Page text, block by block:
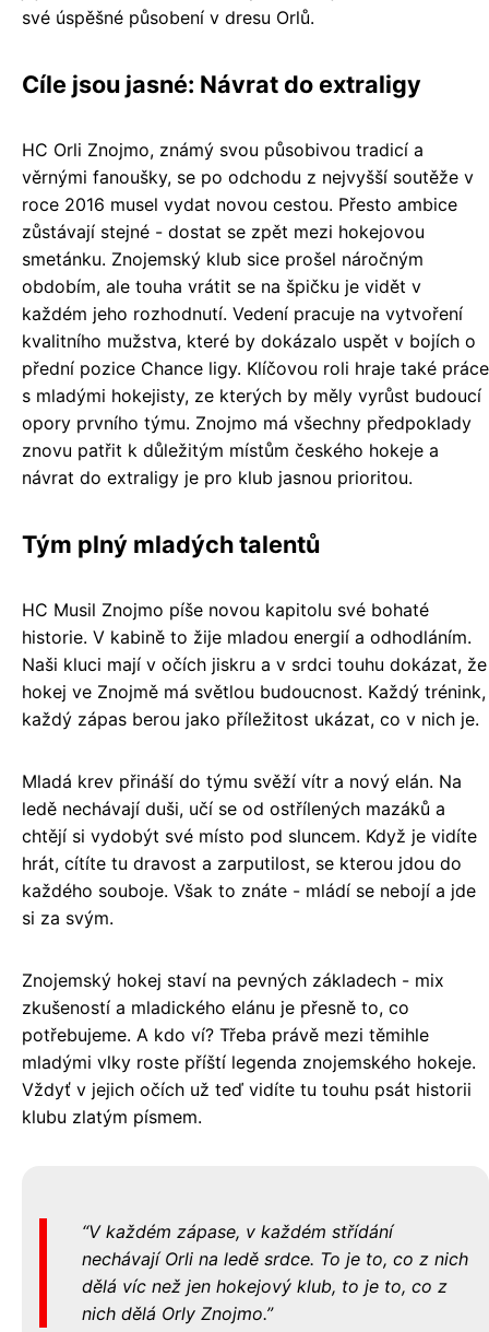
své úspěšné působení v dresu Orlů.
Cíle jsou jasné: Návrat do extraligy
HC Orli Znojmo, známý svou působivou tradicí a
věrnými fanoušky, se po odchodu z nejvyšší soutěže v
roce 2016 musel vydat novou cestou. Přesto ambice
zůstávají stejné - dostat se zpět mezi hokejovou
smetánku. Znojemský klub sice prošel náročným
obdobím, ale touha vrátit se na špičku je vidět v
každém jeho rozhodnutí. Vedení pracuje na vytvoření
kvalitního mužstva, které by dokázalo uspět v bojích o
přední pozice Chance ligy. Klíčovou roli hraje také práce
s mladými hokejisty, ze kterých by měly vyrůst budoucí
opory prvního týmu. Znojmo má všechny předpoklady
znovu patřit k důležitým místům českého hokeje a
návrat do extraligy je pro klub jasnou prioritou.
Tým plný mladých talentů
HC Musil Znojmo píše novou kapitolu své bohaté
historie. V kabině to žije mladou energií a odhodláním.
Naši kluci mají v očích jiskru a v srdci touhu dokázat, že
hokej ve Znojmě má světlou budoucnost. Každý trénink,
každý zápas berou jako příležitost ukázat, co v nich je.
Mladá krev přináší do týmu svěží vítr a nový elán. Na
ledě nechávají duši, učí se od ostřílených mazáků a
chtějí si vydobýt své místo pod sluncem. Když je vidíte
hrát, cítíte tu dravost a zarputilost, se kterou jdou do
každého souboje. Však to znáte - mládí se nebojí a jde
si za svým.
Znojemský hokej staví na pevných základech - mix
zkušeností a mladického elánu je přesně to, co
potřebujeme. A kdo ví? Třeba právě mezi těmihle
mladými vlky roste příští legenda znojemského hokeje.
Vždyť v jejich očích už teď vidíte tu touhu psát historii
klubu zlatým písmem.
V každém zápase, v každém střídání
nechávají Orli na ledě srdce. To je to, co z nich
dělá víc než jen hokejový klub, to je to, co z
nich dělá Orly Znojmo.